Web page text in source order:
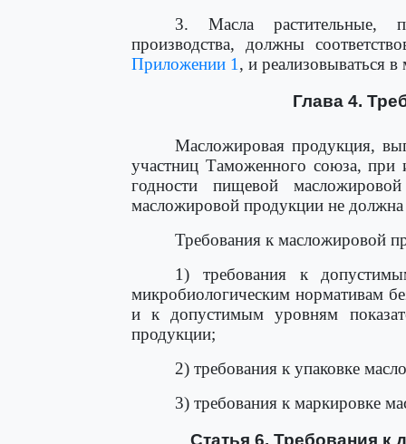
3. Масла растительные,
производства, должны
Приложении 1 , и реализовываться
Глава 4.
Масложировая продукция,
участниц Таможенного союза, при
годности пищевой
масложировой продукции не
Требования к масложировой
1) требования к
микробиологическим нормативам
и к допустимым уровням
продукции;
2) требования к упаковке
3) требования к маркировке
Статья 6. Требования к